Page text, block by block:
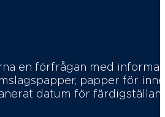
en förfrågan med
papper för
datum för